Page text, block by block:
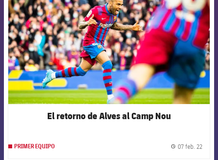
El retorno de Alves al Camp Nou
PRIMER EQUIPO 07 feb. 22